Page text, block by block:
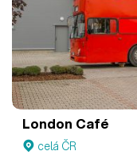
London Café
celá ČR